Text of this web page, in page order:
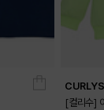
[컬리수]